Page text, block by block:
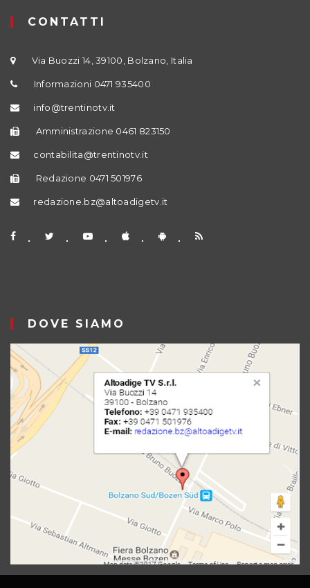
CONTATTI
Via Buozzi 14, 39100, Bolzano, Italia
Informazioni 0471 935400
info@trentinotv.it
Amministrazione 0461 823150
contabilita@trentinotv.it
Redazione 0471 501976
redazione.bz@altoadigetv.it
DOVE SIAMO